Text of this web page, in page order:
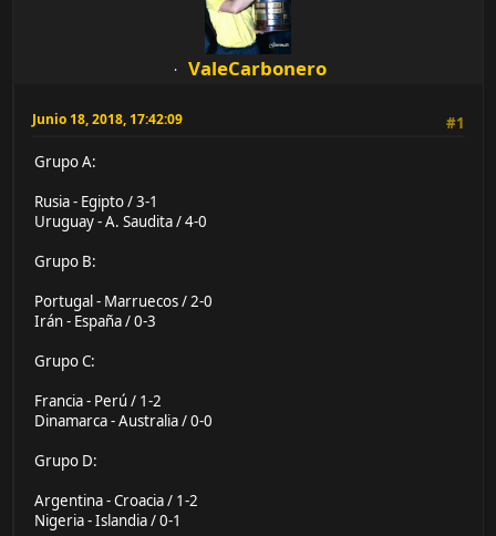
ValeCarbonero
Junio 18, 2018, 17:42:09
#1
Grupo A:
Rusia - Egipto / 3-1
Uruguay - A. Saudita / 4-0
Grupo B:
Portugal - Marruecos / 2-0
Irán - España / 0-3
Grupo C:
Francia - Perú / 1-2
Dinamarca - Australia / 0-0
Grupo D:
Argentina - Croacia / 1-2
Nigeria - Islandia / 0-1